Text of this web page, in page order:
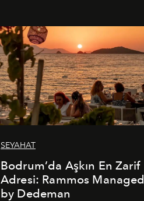
SEYAHAT
Bodrum’da Aşkın En Zarif
Adresi: Rammos Managed
by Dedeman